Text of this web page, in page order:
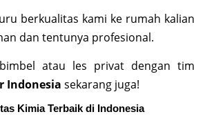
berkualitas kami ke rumah kalian
dan tentunya profesional.
atau les privat dengan tim
Indonesia sekarang juga!
Kimia Terbaik di Indonesia